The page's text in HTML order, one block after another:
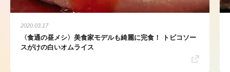
2020.03.17
〈食通の昼メシ〉美食家モデルも綺麗に完食！ トビコソー
スがけの白いオムライス